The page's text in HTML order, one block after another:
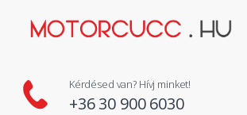
Kérdésed van? Hívj minket!
+36 30 900 6030